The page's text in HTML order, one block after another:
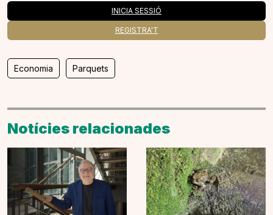
INICIA SESSIÓ
REGISTRA'T
Economia Parquets
Notícies relacionades